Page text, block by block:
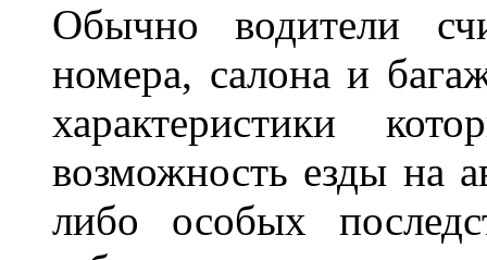
Обычно водители
номера, салона и
характеристики
возможность езды на
либо особых